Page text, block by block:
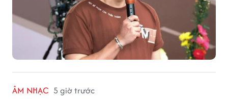
ÂM NHẠC 5 giờ trước